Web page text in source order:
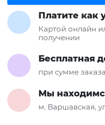
Платите как
Картой онлайн
получении
Бесплатная
при сумме
Мы
м. Варшавская,